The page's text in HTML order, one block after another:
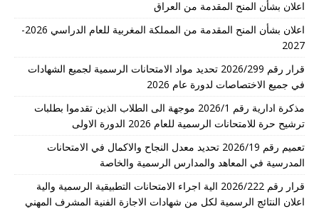
اعلان بشأن المنح المقدمة من العراق
اعلان بشأن المنح المقدمة من المملكة المغربية للعام الدراسي 2026-
2027
قرار رقم 2026/299 تحديد مواد الامتحانات الرسمية لجميع الشهادات
في جميع الاختصاصات لدورة عام 2026
مذكرة ادارية رقم 2026/1 موجهة الى الطلاب الذين تقدموا بطلبات
ترشيح حرة للامتحانات الرسمية للعام 2026 الدورة الاولى
تعميم رقم 2026/19 تحديد معدل النجاح والاكمال في الامتحانات
المدرسية في المعاهد والمدارس الرسمية والخاصة
قرار رقم 2026/222 الية اجراء الامتحانات التطبيقية الرسمية والية
اعلان النتائج الرسمية لكل من شهادات الاجازة الفنية المشرف المهني